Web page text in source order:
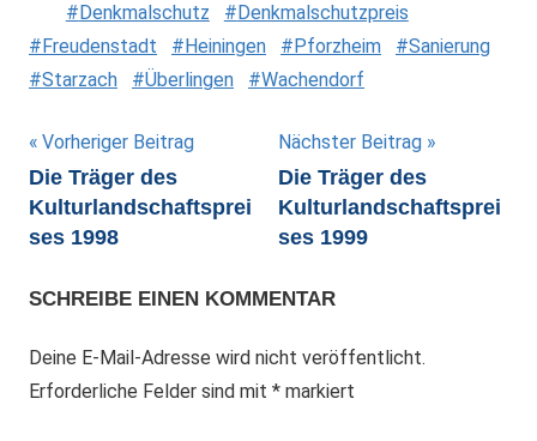
Denkmalschutz
Denkmalschutzpreis
Freudenstadt
Heiningen Pforzheim
Sanierung
Starzach
Überlingen Wachendorf
Beitragsnavigation
Vorheriger Beitrag
Die Träger des
Kulturlandschaftsprei
ses 1998
Nächster Beitrag
Die Träger des
Kulturlandschaftsprei
ses 1999
SCHREIBE EINEN KOMMENTAR
Deine E-Mail-Adresse wird nicht veröffentlicht.
Erforderliche Felder sind mit * markiert